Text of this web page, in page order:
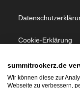
Cookie-Erklärung
Follow Us
summitrockerz.de
Wir können diese zur
Webseite zu verbessern,